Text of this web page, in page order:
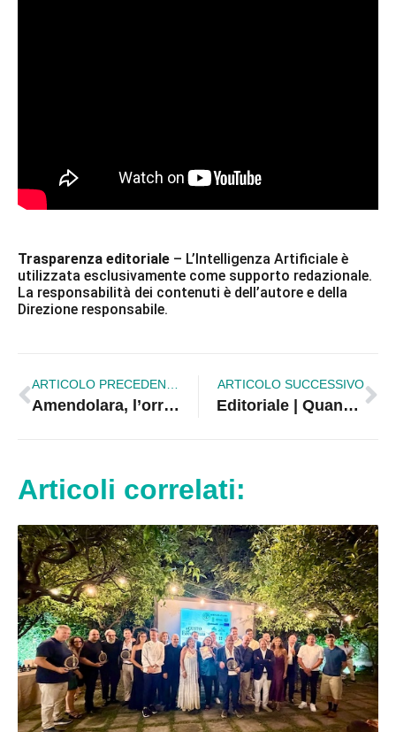
Trasparenza editoriale – L’Intelligenza Artificiale è
utilizzata esclusivamente come supporto redazionale.
La responsabilità dei contenuti è dell’autore e della
Direzione responsabile.
Amendolara, l’orrore nascosto da anni: «Tutti sapevano» | Carmen Florea e Giampiero Romano
ARTICOLO SUCCESSIVO
Editoriale | Quando i poteri politico-sindacali ed economici si allineano, i lavoratori restano soli
Articoli correlati: